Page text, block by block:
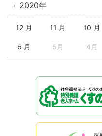
2020年
12 月 11 月 10 月
6 月 5月 4月